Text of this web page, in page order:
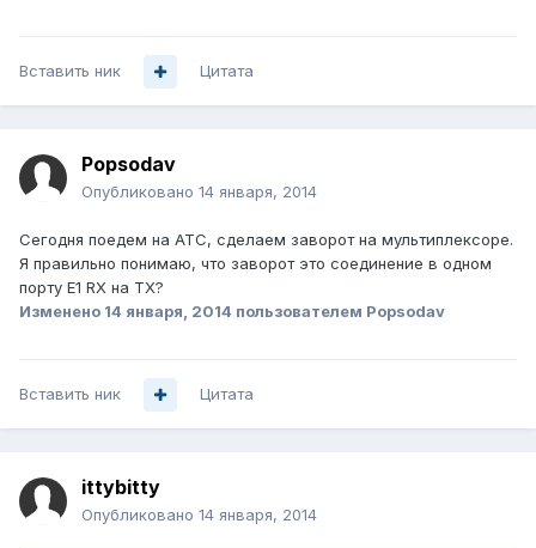
Вставить ник Цитата
Popsodav
Опубликовано 14 января, 2014
Сегодня поедем на АТС, сделаем заворот на мультиплексоре.
Я правильно понимаю, что заворот это соединение в одном
порту Е1 RX на TX?
Изменено 14 января, 2014 пользователем Popsodav
Вставить ник Цитата
ittybitty
Опубликовано 14 января, 2014